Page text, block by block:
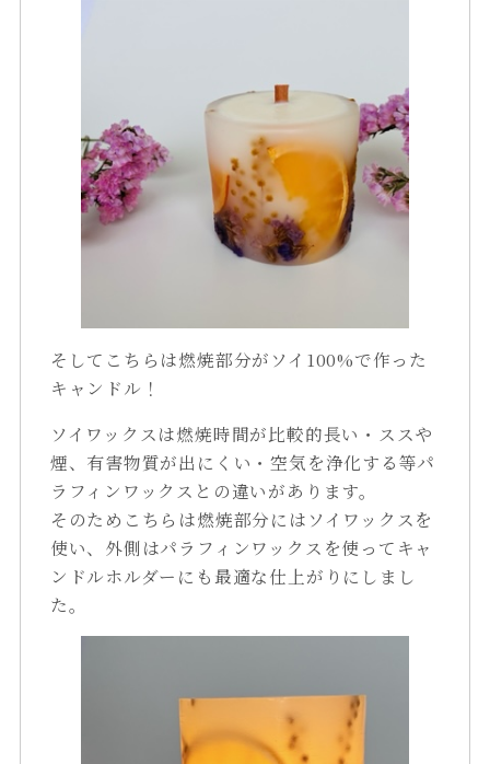
そしてこちらは燃焼部分がソイ100%で作った
キャンドル！
ソイワックスは燃焼時間が比較的長い・ススや
煙、有害物質が出にくい・空気を浄化する等パ
ラフィンワックスとの違いがあります。
そのためこちらは燃焼部分にはソイワックスを
使い、外側はパラフィンワックスを使ってキャ
ンドルホルダーにも最適な仕上がりにしまし
た。